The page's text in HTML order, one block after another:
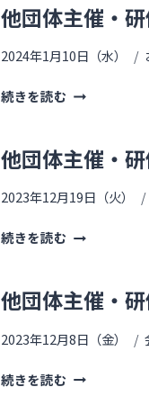
他団体主催・
2024年1月10日（水）
続きを読む
他団体主催・
2023年12月19日（火）
続きを読む
他団体主催・
2023年12月8日（金）
続きを読む